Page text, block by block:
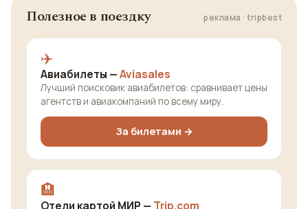
Полезное в поездку реклама · tripbest
✈️
Авиабилеты —Aviasales
Лучший поисковик авиабилетов: сравнивает цены
агентств и авиакомпаний по всему миру.
За билетами →
🏨
Отели картой МИР — Trip.com